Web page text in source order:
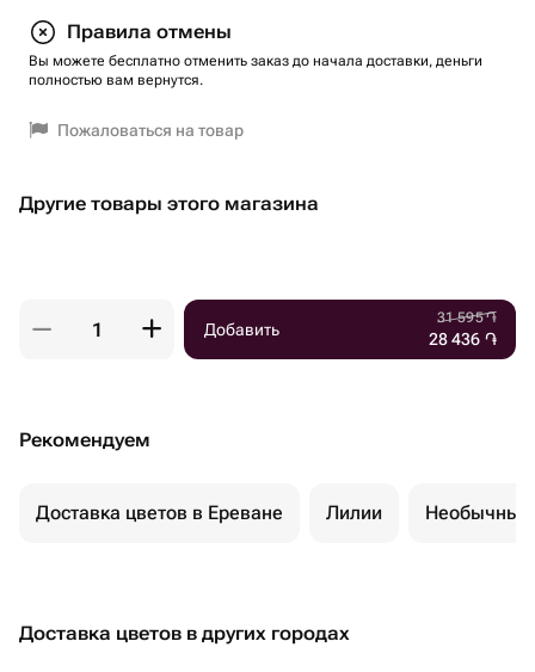
Правила отмены
Вы можете бесплатно отменить заказ до начала доставки, деньги
полностью вам вернутся.
Пожаловаться на товар
Другие товары этого магазина
Добавить
31 595֏
28 436 ֏
Рекомендуем
Доставка цветов в Ереване Лилии Необычные
Доставка цветов в других городах